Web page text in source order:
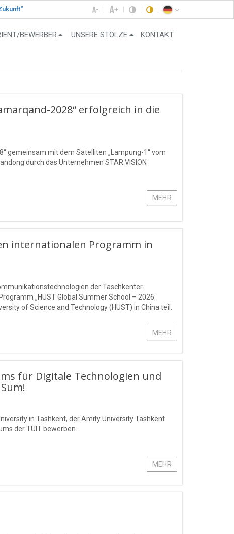
BEWERBER UNSERE STOLZE KONTAKT
2028“ erfolgreich in die
gemeinsam mit dem Satelliten „Lampung-1“ vom
durch das Unternehmen STAR.VISION
MEHR
internationalen Programm in
der Taschkenter
„HUST Global Summer School – 2026:
of Science and Technology (HUST) in China teil.
MEHR
für Digitale Technologien und
in Tashkent, der Amity University Tashkent
der TUIT bewerben.
MEHR